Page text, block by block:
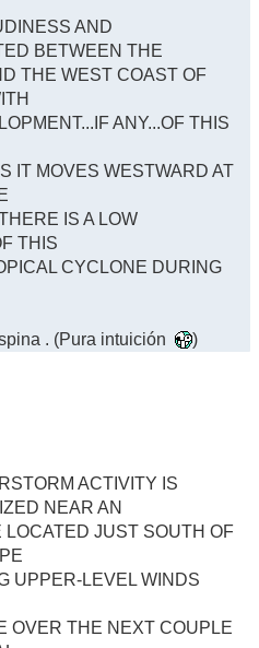
AND
BETWEEN THE
THE WEST COAST OF
ANY...OF THIS
IT MOVES WESTWARD AT
IS A LOW
THIS
CYCLONE DURING
. (Pura intuición )
ACTIVITY IS
NEAR AN
JUST SOUTH OF
UPPER-LEVEL WINDS
OVER THE NEXT COUPLE